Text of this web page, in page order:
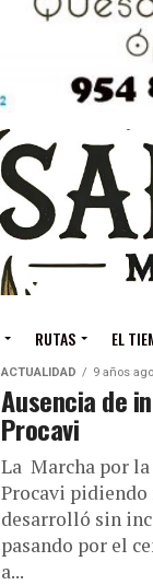
RUTAS EL
ACTUALIDAD 9 años ago
Ausencia de
Procavi
La Marcha por
Procavi pidiendo
desarrolló sin
pasando por el
a...